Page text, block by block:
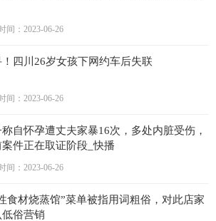
间：2023-06-26
！四川26岁女孩下网约车后失联
间：2023-06-26
自怀孕遭丈夫家暴16次，多处内脏受伤，
案件正在取证阶段_快播
间：2023-06-26
食材烧蒸馆”菜单被指用词粗俗，对此店家
俗营销